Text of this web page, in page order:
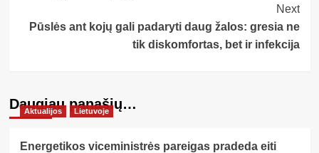
Next
Pūslės ant kojų gali padaryti daug žalos: gresia ne
tik diskomfortas, bet ir infekcija
Daugiau panašių…
Aktualijos Lietuvoje
Energetikos viceministrės pareigas pradeda eiti